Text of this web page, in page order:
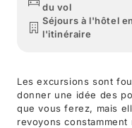
du vol
Séjours à l'hôtel
l'itinéraire
Les excursions sont
donner une idée des
que vous ferez, mais
revoyons constamment